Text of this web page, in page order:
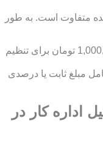
متفاوت است. به طور
: از 500,000 تا 1,000,000 تومان برای تنظیم
مبلغ ثابت یا درصدی
اداره کار در